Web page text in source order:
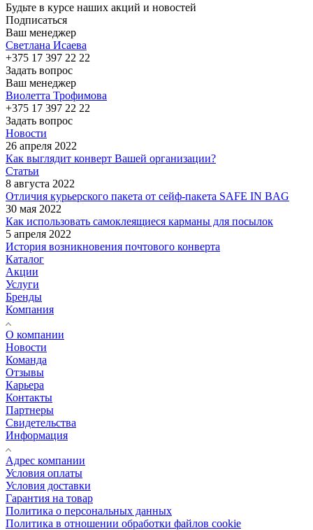
Будьте в курсе наших акций и новостей
Подписаться
Ваш менеджер
Светлана Исаева
+375 17 397 22 22
Задать вопрос
Ваш менеджер
Виолетта Трофимова
+375 17 397 22 22
Задать вопрос
Новости
26 апреля 2022
Как выглядит конверт Вашей организации?
Статьи
8 августа 2022
Отличия курьерского пакета от сейф-пакета SAFE IN BAG
30 мая 2022
Как использовать самоклеящиеся карманы для посылок
5 апреля 2022
История возникновения почтового конверта
Каталог
Акции
Услуги
Бренды
Компания
О компании
Новости
Команда
Отзывы
Карьера
Контакты
Партнеры
Свидетельства
Информация
Адрес компании
Условия оплаты
Условия доставки
Гарантия на товар
Политика о персональных данных
Политика в отношении обработки файлов cookie